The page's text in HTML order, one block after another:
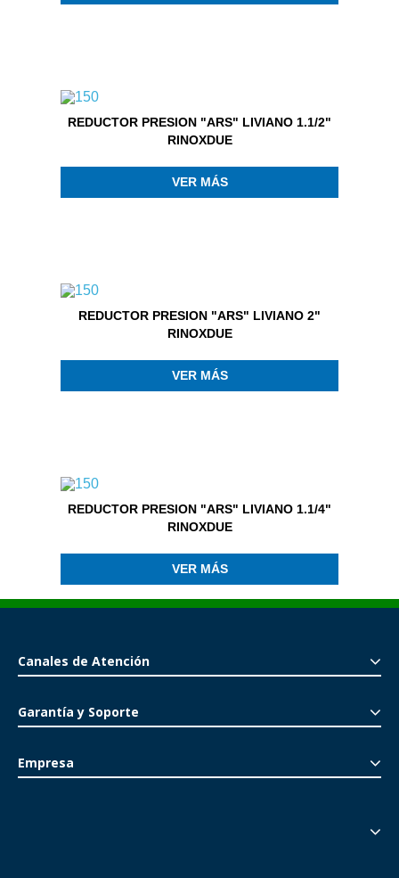
REDUCTOR PRESION "ARS" LIVIANO 1.1/2"
RINOXDUE
VER MÁS
REDUCTOR PRESION "ARS" LIVIANO 2"
RINOXDUE
VER MÁS
REDUCTOR PRESION "ARS" LIVIANO 1.1/4"
RINOXDUE
VER MÁS
Canales de Atención
Garantía y Soporte
Empresa